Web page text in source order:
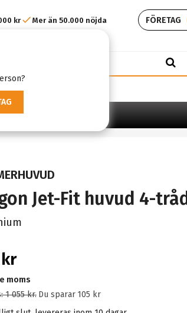
FÖRETAG
kr Mer än 50.000 nöjda
Jet-Fit huvud 4-tråd
moms
1 055 kr. Du sparar 105 kr